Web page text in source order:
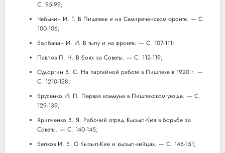
С. 95-99;
Чебыкин И. Г. В Пишпеке и на Семиреченском фронте. — С.
100-106;
Болбачан И. И. В тылу и на фронте. — С. 107-111;
Павлов П. Н. В боях за Советы. — С. 112-119;
Судоргин В. С. На партийной работе в Пишпеке в 1920 г. —
С. 1210-128;
Брусенко И. П. Первая коммуна в Пишпекском уезде. — С.
129-139;
Хрипченко В. Я. Рабочий отряд Кызыл-Кия в борьбе за
Советы. — С. 140-145;
Белков И. Е. О Кызыл-Кие и кызыл-кийцах. — С. 146-151;